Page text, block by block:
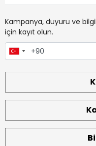
Kampanya, duyuru ve
için kayıt olun.